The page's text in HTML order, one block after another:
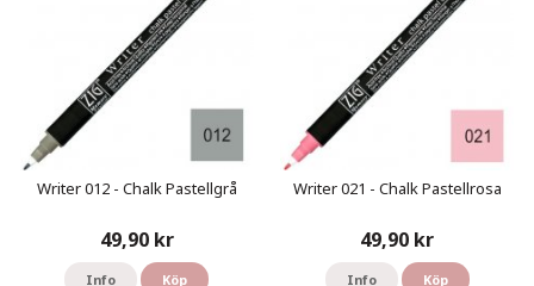
Writer 012 - Chalk Pastellgrå
49,90 kr
Info Köp
Writer 021 - Chalk Pastellrosa
49,90 kr
Info Köp